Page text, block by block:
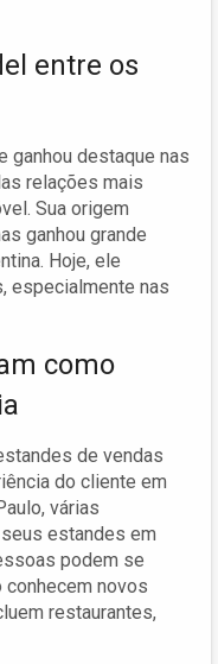
entre os
ganhou destaque nas
relações mais
Sua origem
ganhou grande
Hoje, ele
especialmente nas
como
de vendas
do cliente em
várias
estandes em
podem se
conhecem novos
restaurantes,